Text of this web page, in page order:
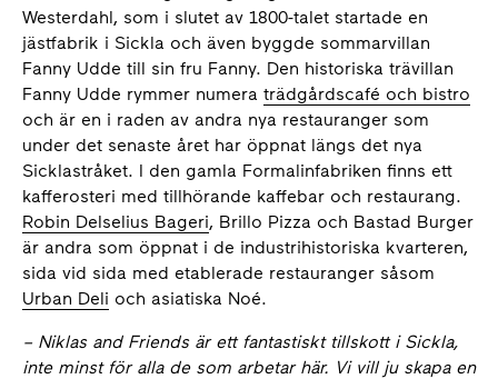
Westerdahl, som i slutet av 1800-talet startade en
jästfabrik i Sickla och även byggde sommarvillan
Fanny Udde till sin fru Fanny. Den historiska trävillan
Fanny Udde rymmer numera trädgårdscafé och bistro
och är en i raden av andra nya restauranger som
under det senaste året har öppnat längs det nya
Sicklastråket. I den gamla Formalinfabriken finns ett
kafferosteri med tillhörande kaffebar och restaurang.
Robin Delselius Bageri, Brillo Pizza och Bastad Burger
är andra som öppnat i de industrihistoriska kvarteren,
sida vid sida med etablerade restauranger såsom
Urban Deli och asiatiska Noé.
– Niklas and Friends är ett fantastiskt tillskott i Sickla,
inte minst för alla de som arbetar här. Vi vill ju skapa en